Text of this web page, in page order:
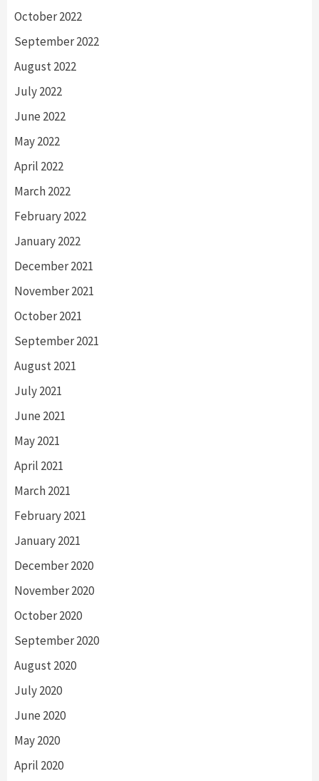
October 2022
September 2022
August 2022
July 2022
June 2022
May 2022
April 2022
March 2022
February 2022
January 2022
December 2021
November 2021
October 2021
September 2021
August 2021
July 2021
June 2021
May 2021
April 2021
March 2021
February 2021
January 2021
December 2020
November 2020
October 2020
September 2020
August 2020
July 2020
June 2020
May 2020
April 2020